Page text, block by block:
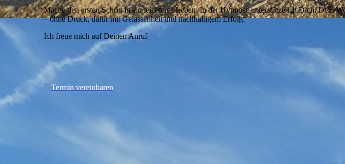
Mache den ersten Schritt in ein leichteres Leben. In der Hypnose unterstütze ich Dich, Dein
– ohne Druck, dafür mit Gelassenheit und nachhaltigem Erfolg.
Ich freue mich auf Deinen Anruf
Termin vereinbaren